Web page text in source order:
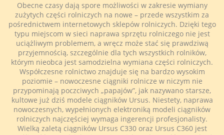
Obecne czasy dają spore możliwości w zakresie wymiany
zużytych części rolniczych na nowe – przede wszystkim za
pośrednictwem internetowych sklepów rolniczych. Dzięki tego
typu miejscom w sieci naprawa sprzętu rolniczego nie jest
uciążliwym problemem, a wręcz może stać się prawdziwą
przyjemnością, szczególnie dla tych wszystkich rolników,
którym nieobca jest samodzielna wymiana części rolniczych.
Współczesne rolnictwo znajduje się na bardzo wysokim
poziomie – nowoczesne ciągniki rolnicze w niczym nie
przypominają poczciwych „papajów”, jak nazywano starsze,
kultowe już dziś modele ciągników Ursus. Niestety, naprawa
nowoczesnych, wypełnionych elektroniką modeli ciągników
rolniczych najczęściej wymaga ingerencji profesjonalisty.
Wielką zaletą ciągników Ursus C330 oraz Ursus C360 jest